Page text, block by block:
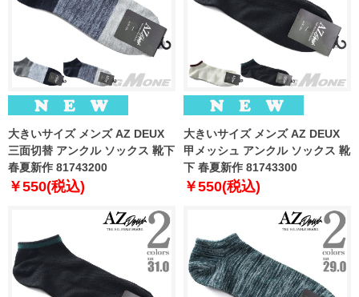
大きいサイズ メンズ AZ DEUX
三面切替 アンクル ソックス 靴下
春夏新作 81743200
￥550(税込)
大きいサイズ メンズ AZ DEUX
甲メッシュ アンクル ソックス 靴
下 春夏新作 81743300
￥550(税込)